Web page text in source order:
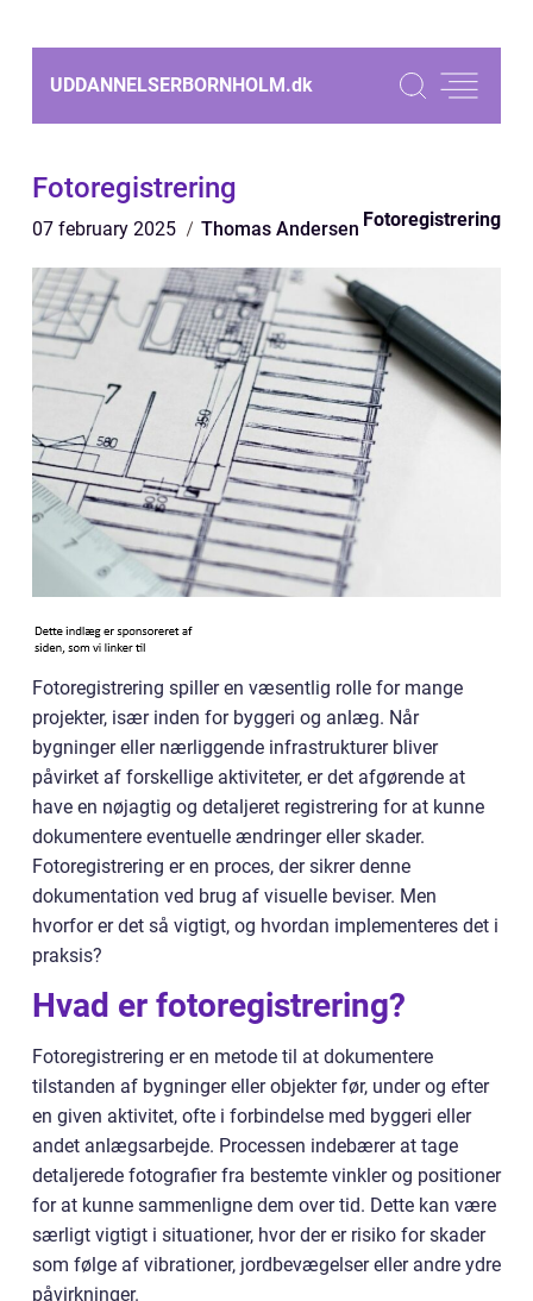
UDDANNELSERBORNHOLM.dk
Fotoregistrering
07 february 2025 Thomas Andersen Fotoregistrering
Fotoregistrering spiller en væsentlig rolle for mange
projekter, især inden for byggeri og anlæg. Når
bygninger eller nærliggende infrastrukturer bliver
påvirket af forskellige aktiviteter, er det afgørende at
have en nøjagtig og detaljeret registrering for at kunne
dokumentere eventuelle ændringer eller skader.
Fotoregistrering er en proces, der sikrer denne
dokumentation ved brug af visuelle beviser. Men
hvorfor er det så vigtigt, og hvordan implementeres det i
praksis?
Hvad er fotoregistrering?
Fotoregistrering er en metode til at dokumentere
tilstanden af bygninger eller objekter før, under og efter
en given aktivitet, ofte i forbindelse med byggeri eller
andet anlægsarbejde. Processen indebærer at tage
detaljerede fotografier fra bestemte vinkler og positioner
for at kunne sammenligne dem over tid. Dette kan være
særligt vigtigt i situationer, hvor der er risiko for skader
som følge af vibrationer, jordbevægelser eller andre ydre
påvirkninger.